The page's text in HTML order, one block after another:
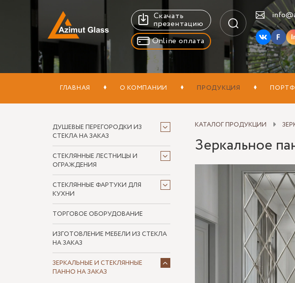
Скачать
презентацию
Online оплата
ГЛАВНАЯ О КОМПАНИИ ПРОДУКЦИЯ
ДУШЕВЫЕ ПЕРЕГОРОДКИ ИЗ
СТЕКЛА НА ЗАКАЗ
СТЕКЛЯННЫЕ ЛЕСТНИЦЫ И
ОГРАЖДЕНИЯ
СТЕКЛЯННЫЕ ФАРТУКИ ДЛЯ
КУХНИ
ТОРГОВОЕ ОБОРУДОВАНИЕ
ИЗГОТОВЛЕНИЕ МЕБЕЛИ ИЗ СТЕКЛА
НА ЗАКАЗ
ЗЕРКАЛЬНЫЕ И СТЕКЛЯННЫЕ
ПАННО НА ЗАКАЗ
КАТАЛОГ ПРОДУКЦИИ
Зеркальное